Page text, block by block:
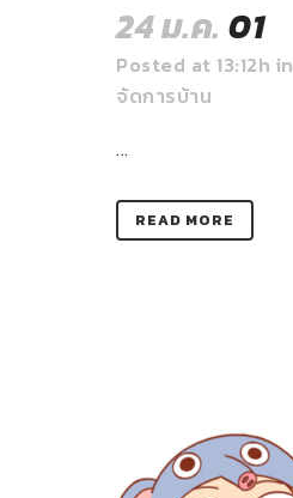
24 ม.ค. 01
Posted at 13:12h in
จัดการบ้าน
...
READ MORE